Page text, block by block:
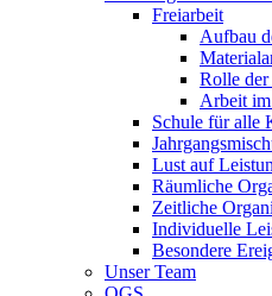
Freiarbeit
Aufbau
Rolle der
Arbeit
Schule für alle
Lust auf
Räumliche
Zeitliche
Individuelle
Besondere
Unser Team